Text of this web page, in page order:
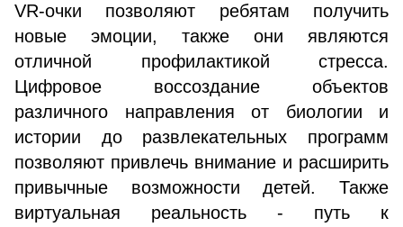
VR-очки позволяют ребятам получить
новые эмоции, также они являются
отличной профилактикой стресса.
Цифровое воссоздание объектов
различного направления от биологии и
истории до развлекательных программ
позволяют привлечь внимание и расширить
привычные возможности детей. Также
виртуальная реальность - путь к